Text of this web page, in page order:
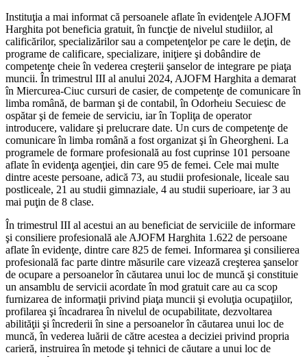
Instituţia a mai informat că persoanele aflate în evidenţele AJOFM
Harghita pot beneficia gratuit, în funcţie de nivelul studiilor, al
calificărilor, specializărilor sau a competenţelor pe care le deţin, de
programe de calificare, specializare, iniţiere şi dobândire de
competenţe cheie în vederea creşterii şanselor de integrare pe piaţa
muncii. În trimestrul III al anului 2024, AJOFM Harghita a demarat
în Miercurea-Ciuc cursuri de casier, de competenţe de comunicare în
limba română, de barman şi de contabil, în Odorheiu Secuiesc de
ospătar şi de femeie de serviciu, iar în Topliţa de operator
introducere, validare şi prelucrare date. Un curs de competenţe de
comunicare în limba română a fost organizat şi în Gheorgheni. La
programele de formare profesională au fost cuprinse 101 persoane
aflate în evidenţa agenţiei, din care 95 de femei. Cele mai multe
dintre aceste persoane, adică 73, au studii profesionale, liceale sau
postliceale, 21 au studii gimnaziale, 4 au studii superioare, iar 3 au
mai puţin de 8 clase.
În trimestrul III al acestui an au beneficiat de serviciile de informare
şi consiliere profesională ale AJOFM Harghita 1.622 de persoane
aflate în evidenţe, dintre care 825 de femei. Informarea şi consilierea
profesională fac parte dintre măsurile care vizează creşterea şanselor
de ocupare a persoanelor în căutarea unui loc de muncă şi constituie
un ansamblu de servicii acordate în mod gratuit care au ca scop
furnizarea de informaţii privind piaţa muncii şi evoluţia ocupaţiilor,
profilarea şi încadrarea în nivelul de ocupabilitate, dezvoltarea
abilităţii şi încrederii în sine a persoanelor în căutarea unui loc de
muncă, în vederea luării de către acestea a deciziei privind propria
carieră, instruirea în metode şi tehnici de căutare a unui loc de